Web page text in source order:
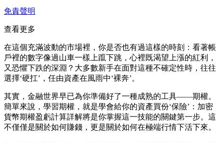
免責聲明
查看更多
在這個充滿波動的市場裡，你是否也有過這樣的時刻：看著帳
戶裡的數字像過山車一樣上躥下跳，心裡既渴望上漲的紅利，
又恐懼下跌的深淵？大多數新手在面對這種不確定性時，往往
選擇‘硬扛’，任由資產在風雨中‘裸奔’。
其實，金融世界早已為你準備好了一種成熟的工具——期權。
簡單來說，學習期權，就是學會給你的資產買份‘保險’：加密
貨幣期權盈虧計算詳解將是你掌握這一技能的關鍵第一步。這
不僅僅是關於如何賺錢，更是關於如何在極端行情下活下來。